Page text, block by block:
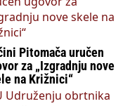
Pitomača uručen
za „Izgradnju nove
na Križnici“